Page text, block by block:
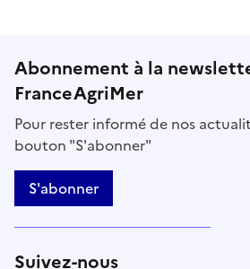
Abonnement à la
FranceAgriMer
Pour rester informé de nos
bouton "S'abonner"
S'abonner
Suivez-nous